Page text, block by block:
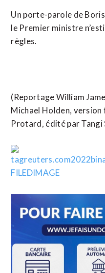
Un porte-parole de
le Premier ministre
règles.
(Reportage William
Michael Holden,
Protard, édité par Tangi